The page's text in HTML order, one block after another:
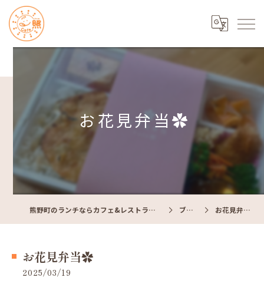
お花見弁当✿
熊野町のランチならカフェ&レストラン Cafe照 ブログ お花見弁当✿
お花見弁当✿
2025/03/19